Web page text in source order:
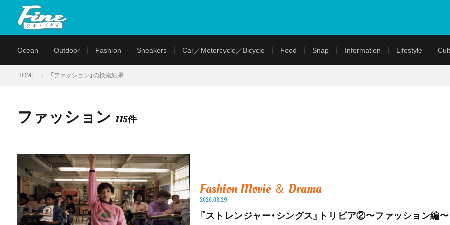
Ocean Outdoor Fashion Sneakers Car／Motorcycle／Bicycle Food Snap Information Lifestyle
HOME 「ファッション」の検索結果
ファッション115件
FashionMovie ＆ Drama
2026.03.29
『ストレンジャー・シングス』トリビア②〜ファッション編〜